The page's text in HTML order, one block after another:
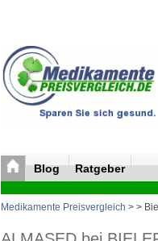
Blog Ratgeber
Medikamente Preisvergleich > >